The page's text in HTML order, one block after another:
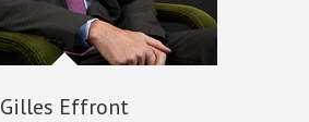
Gilles Effront